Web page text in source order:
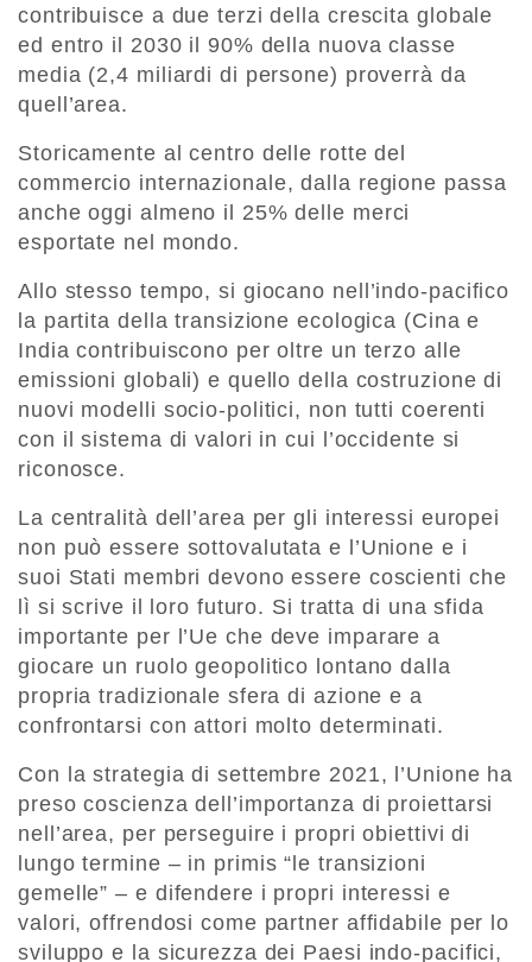
contribuisce a due terzi della crescita globale
ed entro il 2030 il 90% della nuova classe
media (2,4 miliardi di persone) proverrà da
quell’area.
Storicamente al centro delle rotte del
commercio internazionale, dalla regione passa
anche oggi almeno il 25% delle merci
esportate nel mondo.
Allo stesso tempo, si giocano nell’indo-pacifico
la partita della transizione ecologica (Cina e
India contribuiscono per oltre un terzo alle
emissioni globali) e quello della costruzione di
nuovi modelli socio-politici, non tutti coerenti
con il sistema di valori in cui l’occidente si
riconosce.
La centralità dell’area per gli interessi europei
non può essere sottovalutata e l’Unione e i
suoi Stati membri devono essere coscienti che
lì si scrive il loro futuro. Si tratta di una sfida
importante per l’Ue che deve imparare a
giocare un ruolo geopolitico lontano dalla
propria tradizionale sfera di azione e a
confrontarsi con attori molto determinati.
Con la strategia di settembre 2021, l’Unione ha
preso coscienza dell’importanza di proiettarsi
nell’area, per perseguire i propri obiettivi di
lungo termine – in primis “le transizioni
gemelle” – e difendere i propri interessi e
valori, offrendosi come partner affidabile per lo
sviluppo e la sicurezza dei Paesi indo-pacifici,